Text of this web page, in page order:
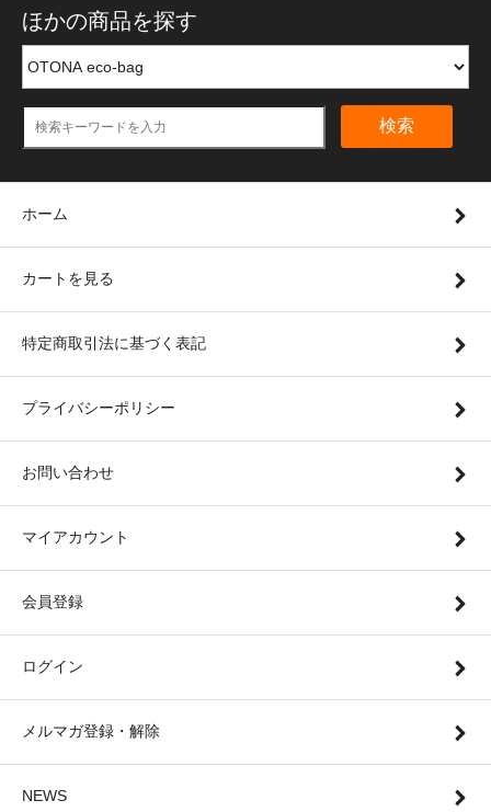
ほかの商品を探す
検索
ホーム
カートを見る
特定商取引法に基づく表記
プライバシーポリシー
お問い合わせ
マイアカウント
会員登録
ログイン
メルマガ登録・解除
NEWS